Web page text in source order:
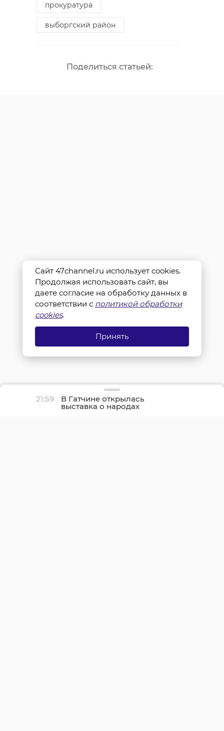
прокуратура
выборгский район
Поделиться статьей:
21:59 В Гатчине открылась
выставка о народах
Севера и ледоколе
Сайт 47channel.ru использует cookies.
Продолжая использовать сайт, вы
даете согласие на обработку данных в
соответствии с политикой обработки
cookies.
Принять